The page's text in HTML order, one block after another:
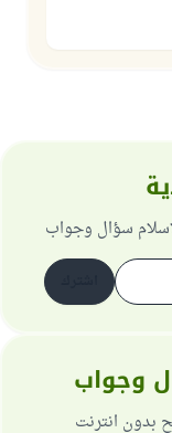
سؤال وجواب
وجواب
بدون انترنت